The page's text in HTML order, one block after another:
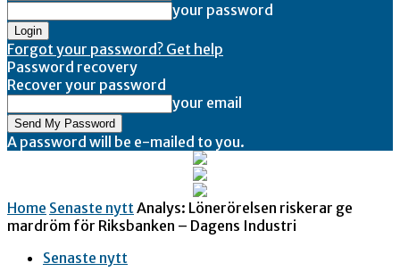
your password
Forgot your password? Get help
Password recovery
Recover your password
your email
A password will be e-mailed to you.
Home Senaste nytt Analys: Lönerörelsen riskerar ge
mardröm för Riksbanken – Dagens Industri
Senaste nytt